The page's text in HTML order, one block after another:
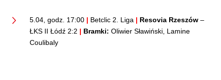
5.04, godz. 17:00 | Betclic 2. Liga | Resovia Rzeszów –
ŁKS II Łódź 2:2 | Bramki: Oliwier Sławiński, Lamine
Coulibaly